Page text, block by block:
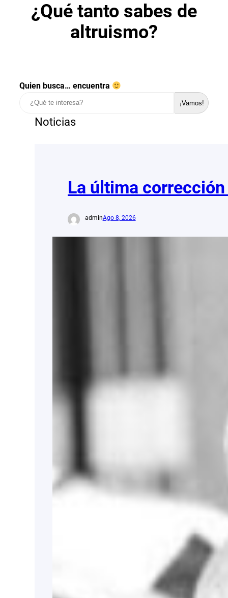
¿Qué tanto sabes de
altruismo?
Quien busca… encuentra
¡Vamos!
Noticias
La última
adminAgo 8, 2026